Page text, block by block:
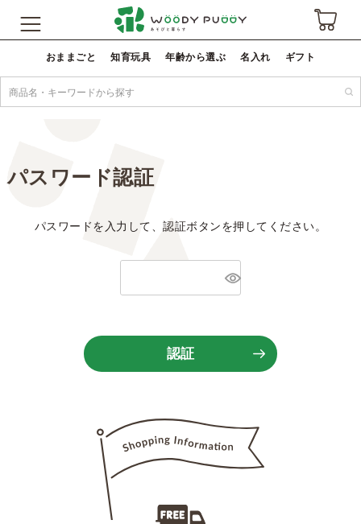
おままごと 知育玩具 年齢から選ぶ 名入れ ギフト
パスワード認証
パスワードを入力して、認証ボタンを押してください。
認証